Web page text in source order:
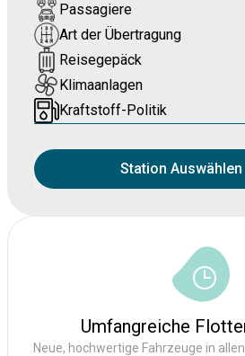
Umfangreiche
Neue, hochwertige Fahrzeuge in
Passagiere
Art der Übertragung
Reisegepäck
Klimaanlagen
Kraftstoff-Politik
Station Auswählen